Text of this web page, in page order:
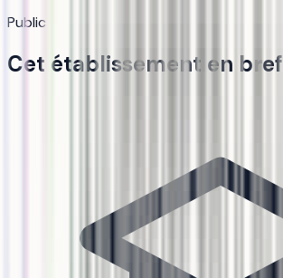
Public
Cet établissement en bref